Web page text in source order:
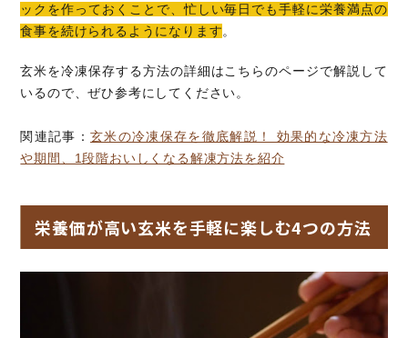
ックを作っておくことで、忙しい毎日でも手軽に栄養満点の
食事を続けられるようになります。
玄米を冷凍保存する方法の詳細はこちらのページで解説して
いるので、ぜひ参考にしてください。
関連記事：玄米の冷凍保存を徹底解説！ 効果的な冷凍方法
や期間、1段階おいしくなる解凍方法を紹介
栄養価が高い玄米を手軽に楽しむ4つの方法